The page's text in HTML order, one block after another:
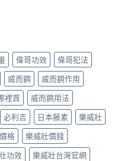
偉哥功效
偉哥犯法
威而鋼
威而鋼作用
裡買
威而鋼用法
必利吉 日本藤素
樂威壯
格
樂威壯價錢
功效
樂威壯台灣官網